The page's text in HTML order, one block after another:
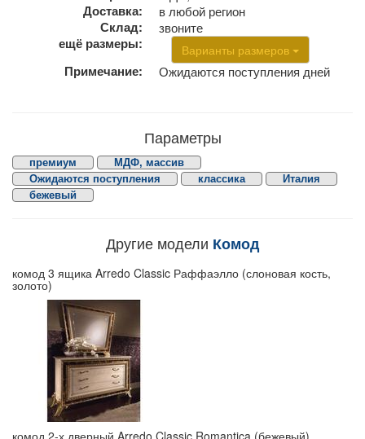
Доставка:
в любой регион
Склад:
звоните
ещё размеры:
Варианты размеров
Примечание: Ожидаются поступления дней
Параметры
премиум
МДФ, массив
Ожидаются поступления
классика
Италия
бежевый
Другие модели Комод
комод 3 ящика Arredo Classic Раффаэлло (слоновая кость,
золото)
комод 2-х дверный Arredo Classic Romantica (бежевый)